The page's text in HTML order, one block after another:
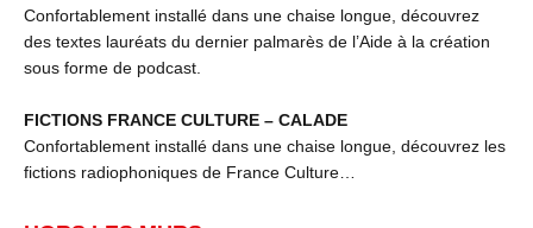
Confortablement installé dans une chaise longue, découvrez
des textes lauréats du dernier palmarès de l’Aide à la création
sous forme de podcast.
FICTIONS FRANCE CULTURE – CALADE
Confortablement installé dans une chaise longue, découvrez les
fictions radiophoniques de France Culture…